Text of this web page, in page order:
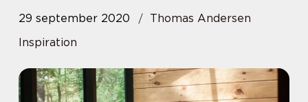
29 september 2020
Thomas Andersen
Inspiration